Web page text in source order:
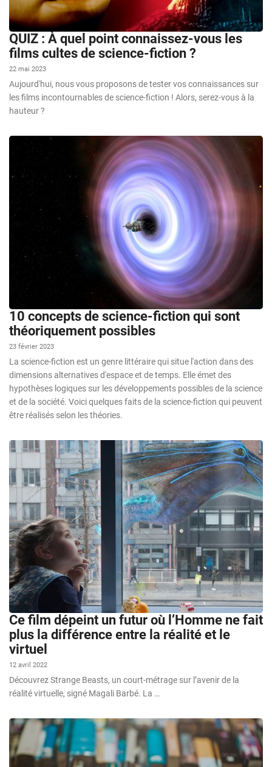
QUIZ : À quel point connaissez-vous les
films cultes de science-fiction ?
22 mai 2023
Aujourd'hui, nous vous proposons de tester vos connaissances sur
les films incontournables de science-fiction ! Alors, serez-vous à la
hauteur ?
10 concepts de science-fiction qui sont
théoriquement possibles
23 février 2023
La science-fiction est un genre littéraire qui situe l'action dans des
dimensions alternatives d'espace et de temps. Elle émet des
hypothèses logiques sur les développements possibles de la science
et de la société. Voici quelques faits de la science-fiction qui peuvent
être réalisés selon les théories.
Ce film dépeint un futur où l’Homme ne fait
plus la différence entre la réalité et le
virtuel
12 avril 2022
Découvrez Strange Beasts, un court-métrage sur l’avenir de la
réalité virtuelle, signé Magali Barbé. La …